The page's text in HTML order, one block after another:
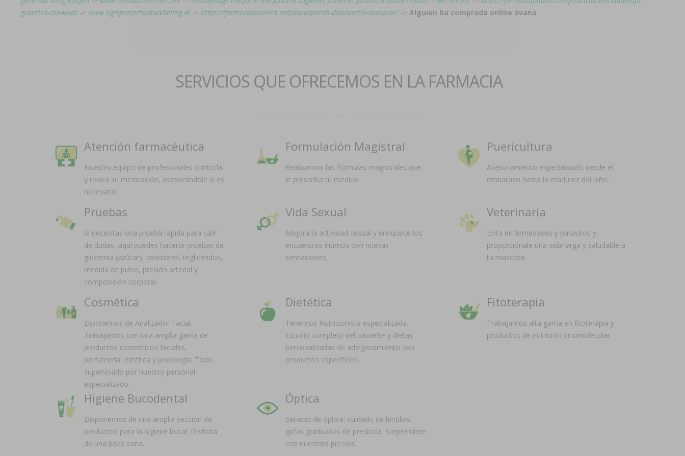
generico-con-visa/-> www.ngmprojectontwikkeling.nl -> https://farmaciapilarica.es/pilaricameds-donepezilo-comprar/-> Alguien ha comprado online avana
SERVICIOS QUE OFRECEMOS EN LA FARMACIA
Atención farmacéutica
Nuestro equipo de profesionales controla
y revisa su medicación, asesorándole si es
necesario.
Formulación Magistral
Realizamos las fórmulas magistrales que
le prescriba tu médico.
Puericultura
Asesoramiento especializado desde el
embarazo hasta la madurez del niño.
Pruebas
Si necesitas una prueba rápida para salir
de dudas, aquí puedes hacerte pruebas de
glucemia (azúcar), colesterol, triglicéridos,
medida de pulso, presión arterial y
composición corporal.
Vida Sexual
Mejora la actividad sexual y enriquece los
encuentros íntimos con nuevas
sensaciones.
Veterinaria
Evita enfermedades y parásitos y
proporciónale una vida larga y saludable a
tu mascota.
Cosmética
Diponemos de Analizador Facial.
Trabajamos con una amplia gama de
productos cosméticos faciales,
perfumería, estética y podología. Todo
supervisado por nuestro personal
especializado.
Dietética
Tenemos Nutricionista especializada.
Estudio completo del paciente y dietas
personalizadas de adelgazamiento con
productos específicos.
Fitoterapia
Trabajamos alta gama en fitoterapia y
productos de nutrición ortomolecular.
Higiene Bucodental
Disponemos de una amplia sección de
productos para la higiene bucal. Disfruta
de una boca sana.
Óptica
Servicio de óptica, cuidado de lentillas,
gafas graduadas de presbicia. Sorpréndete
con nuestros precios.